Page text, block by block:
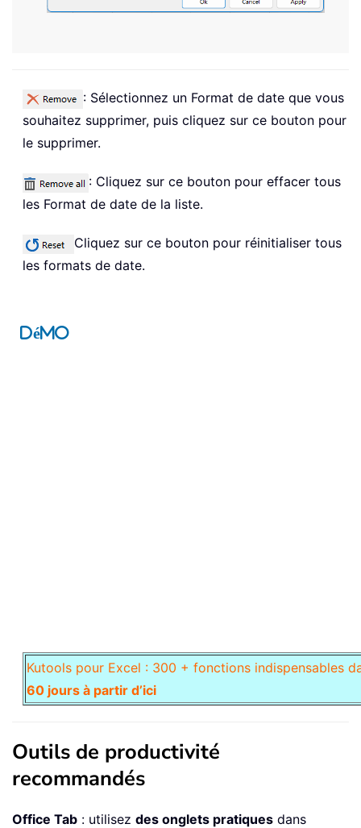
: Sélectionnez un Format de date que vous
souhaitez supprimer, puis cliquez sur ce bouton pour
le supprimer.
: Cliquez sur ce bouton pour effacer tous
les Format de date de la liste.
Cliquez sur ce bouton pour réinitialiser tous
les formats de date.
Démo
Kutools pour Excel : 300 + fonctions indispensables
60 jours à partir d’ici
Outils de productivité
recommandés
Office Tab : utilisez des onglets pratiques dans